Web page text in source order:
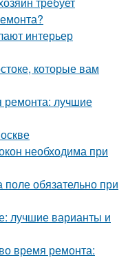
интерьер
которые вам
ремонта: лучшие
необходима при
обязательно при
лучшие варианты и
время ремонта: